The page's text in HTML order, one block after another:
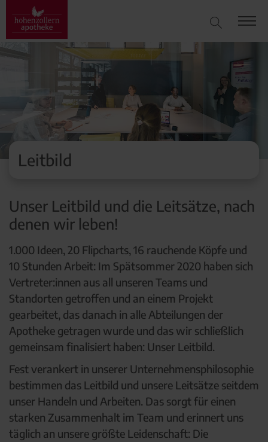
Leitbild
Unser Leitbild und die Leitsätze, nach
denen wir leben!
1.000 Ideen, 20 Flipcharts, 16 rauchende Köpfe und
10 Stunden Arbeit: Im Spätsommer 2020 haben sich
Vertreter:innen aus all unseren Teams und
Standorten getroffen und an einem Projekt
gearbeitet, das danach in alle Abteilungen der
Apotheke getragen wurde und das wir schließlich
gemeinsam finalisiert haben: Unser Leitbild.
Fest verankert in unserer Unternehmensphilosophie
bestimmen das Leitbild und unsere Leitsätze seitdem
unser Handeln und Arbeiten. Das sorgt für einen
starken Zusammenhalt im Team und erinnert uns
täglich an unsere größte Leidenschaft: Die